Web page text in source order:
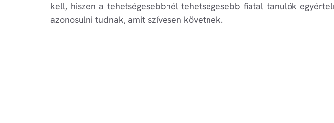
kell, hiszen a tehetségesebbnél tehetségesebb fiatal tanulók
azonosulni tudnak, amit szívesen követnek.